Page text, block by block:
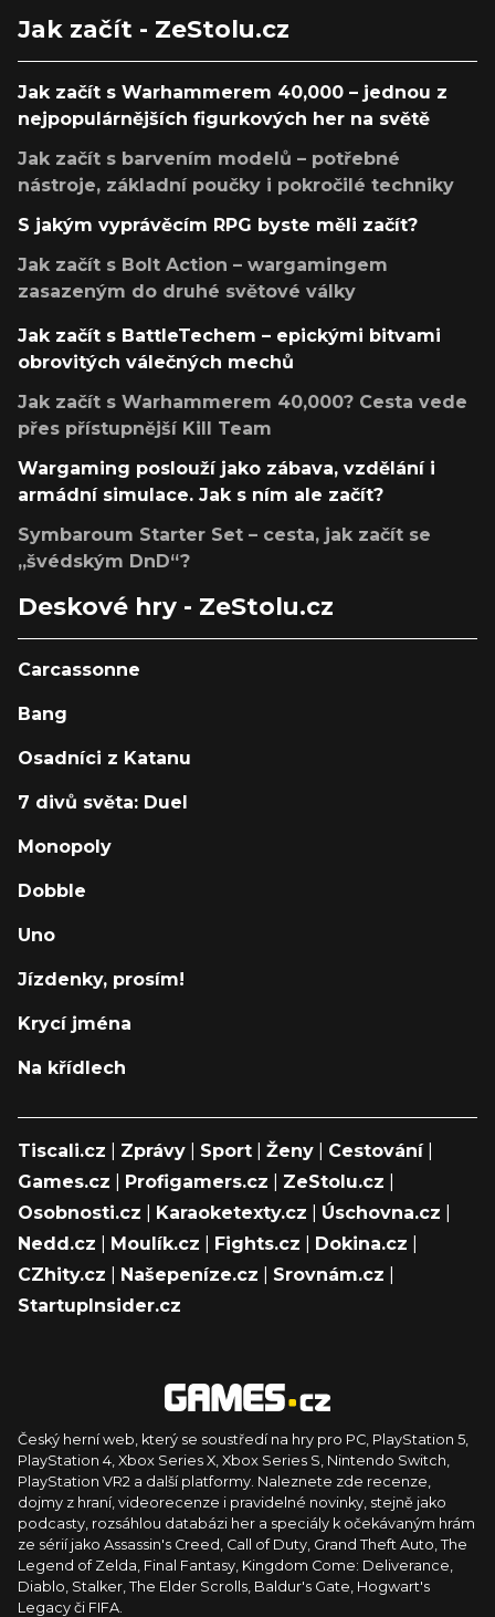
Jak začít - ZeStolu.cz
Jak začít s Warhammerem 40,000 – jednou z
nejpopulárnějších figurkových her na světě
Jak začít s barvením modelů – potřebné
nástroje, základní poučky i pokročilé techniky
S jakým vyprávěcím RPG byste měli začít?
Jak začít s Bolt Action – wargamingem
zasazeným do druhé světové války
Jak začít s BattleTechem – epickými bitvami
obrovitých válečných mechů
Jak začít s Warhammerem 40,000? Cesta vede
přes přístupnější Kill Team
Wargaming poslouží jako zábava, vzdělání i
armádní simulace. Jak s ním ale začít?
Symbaroum Starter Set – cesta, jak začít se
„švédským DnD“?
Deskové hry - ZeStolu.cz
Carcassonne
Bang
Osadníci z Katanu
7 divů světa: Duel
Monopoly
Dobble
Uno
Jízdenky, prosím!
Krycí jména
Na křídlech
Tiscali.cz Zprávy Sport Ženy Cestování|
Games.cz
Profigamers.cz ZeStolu.cz
Osobnosti.cz
Karaoketexty.cz Úschovna.cz
Nedd.cz
Moulík.cz Fights.cz Dokina.cz
CZhity.cz
Našepeníze.cz Srovnám.cz
StartupInsider.cz
Český herní web, který se soustředí na hry pro PC, PlayStation 5,
PlayStation 4, Xbox Series X, Xbox Series S, Nintendo Switch,
PlayStation VR2 a další platformy. Naleznete zde recenze,
dojmy z hraní, videorecenze i pravidelné novinky, stejně jako
podcasty, rozsáhlou databázi her a speciály k očekávaným hrám
ze sérií jako Assassin's Creed, Call of Duty, Grand Theft Auto, The
Legend of Zelda, Final Fantasy, Kingdom Come: Deliverance,
Diablo, Stalker, The Elder Scrolls, Baldur's Gate, Hogwart's
Legacy či FIFA.